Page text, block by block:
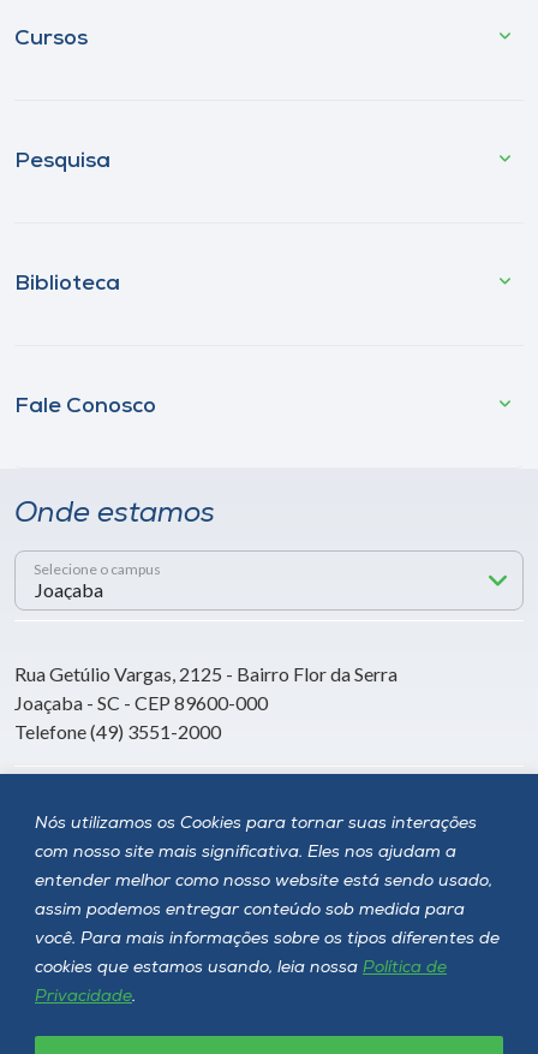
Nós utilizamos os Cookies para tornar suas interações
com nosso site mais significativa. Eles nos ajudam a
entender melhor como nosso website está sendo usado,
assim podemos entregar conteúdo sob medida para
você. Para mais informações sobre os tipos diferentes de
cookies que estamos usando, leia nossa Política de
Privacidade.
Cursos
Pesquisa
Biblioteca
Fale Conosco
Onde estamos
Selecione o campus
Rua Getúlio Vargas, 2125 - Bairro Flor da Serra
Joaçaba - SC - CEP 89600-000
Telefone (49) 3551-2000
Siga a Unoesc